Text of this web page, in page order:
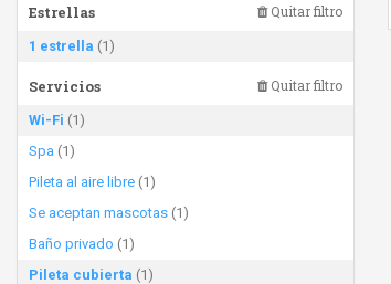
Estrellas Quitar filtro
1 estrella (1)
Servicios Quitar filtro
Wi-Fi (1)
Spa (1)
Pileta al aire libre (1)
Se aceptan mascotas (1)
Baño privado (1)
Pileta cubierta (1)